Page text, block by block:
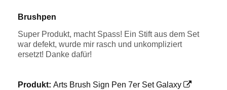
Brushpen
Super Produkt, macht Spass! Ein Stift aus dem Set
war defekt, wurde mir rasch und unkompliziert
ersetzt! Danke dafür!
Produkt: Arts Brush Sign Pen 7er Set Galaxy